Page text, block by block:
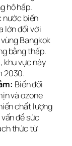
hô hấp.
nước biển
lớn đối với
Bangkok
bằng thấp.
khu vực này
2030.
Biến đổi
và ozone
chất lượng
đề sức
thức từ